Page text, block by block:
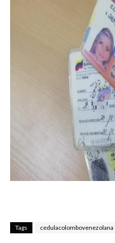
Tags cedulacolombovenezolana